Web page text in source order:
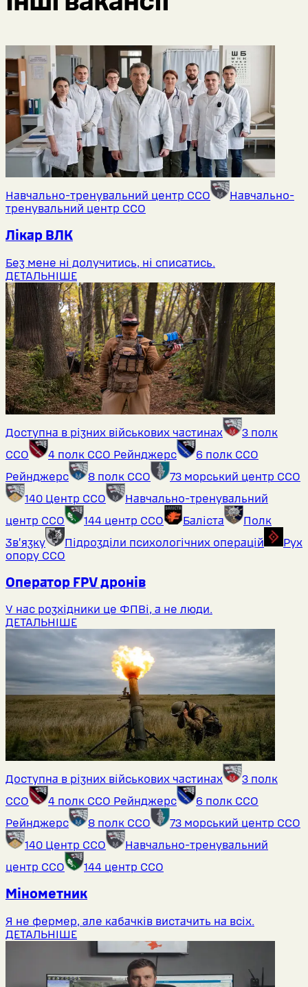
Навчально-тренувальний центр ССО
Навчально-
тренувальний центр ССО
Лікар ВЛК
Без мене ні долучитись, ні списатись.
ДЕТАЛЬНІШЕ
Доступна в різних військових частинах
3 полк
ССО
4 полк ССО Рейнджерс
6 полк ССО
Рейнджерс
8 полк ССО
73 морський центр ССО
140 Центр ССО
Навчально-тренувальний
центр ССО
144 центр ССО Баліста
Полк
Звʼязку
Підрозділи психологічних операцій
Рух
опору ССО
Оператор FPV дронів
У нас розхідники це ФПВі, а не люди.
ДЕТАЛЬНІШЕ
Доступна в різних військових частинах
3 полк
ССО
4 полк ССО Рейнджерс
6 полк ССО
Рейнджерс
8 полк ССО
73 морський центр ССО
140 Центр ССО
Навчально-тренувальний
центр ССО
144 центр ССО
Мінометник
Я не фермер, але кабачків вистачить на всіх.
ДЕТАЛЬНІШЕ